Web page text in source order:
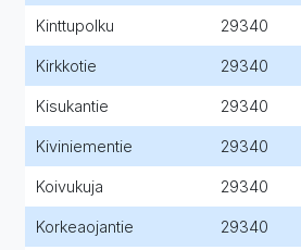
Kinttupolku 29340
Kirkkotie 29340
Kisukantie 29340
Kiviniementie 29340
Koivukuja 29340
Korkeaojantie 29340